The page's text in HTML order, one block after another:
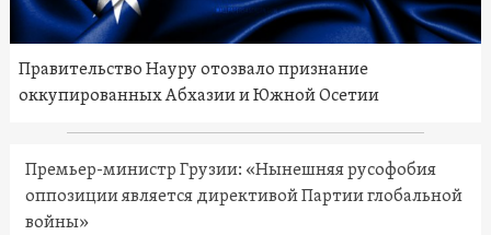
Правительство Науру отозвало признание
оккупированных Абхазии и Южной Осетии
Премьер-министр Грузии: «Нынешняя русофобия
оппозиции является директивой Партии глобальной
войны»